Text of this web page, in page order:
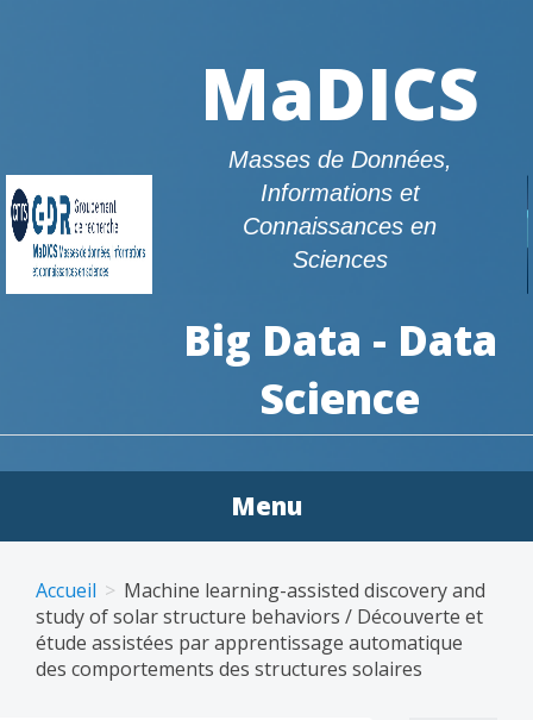
MaDICS
Masses de Données,
Informations et
Connaissances en
Sciences
Big Data - Data
Science
Menu
content
Accueil
Machine learning-assisted discovery and
study of solar structure behaviors / Découverte et
étude assistées par apprentissage automatique
des comportements des structures solaires